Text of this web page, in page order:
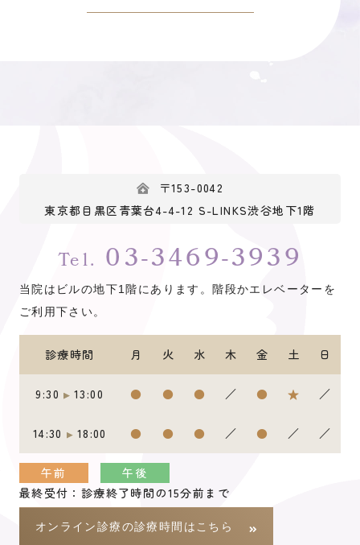
院内での録音・録画・撮影等の禁止について
2025.09.26
お知らせ
「待ち時間」について
2025.09.26
お知らせ
「付き添い」に関するお願い
令和７年度 目黒区子宮がん検診が始まります。
2025.04.22
お知らせ
ゴールデンウィーク中の診療について
〒153-0042
東京都目黒区青葉台4-4-12 S-LINKS渋谷地下1階
Tel. 03-3469-3939
当院はビルの地下1階にあります。階段かエレベーターを
ご利用下さい。
診療時間 月 火 水 木 金 土 日
9:30 13:00 ● ● ● ／ ● ★ ／
14:30 18:00 ● ● ● ／ ● ／ ／
午前
午後
最終受付：診療終了時間の15分前まで
オンライン診療の診療時間はこちら